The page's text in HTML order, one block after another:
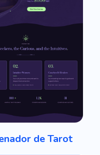
de Tarot